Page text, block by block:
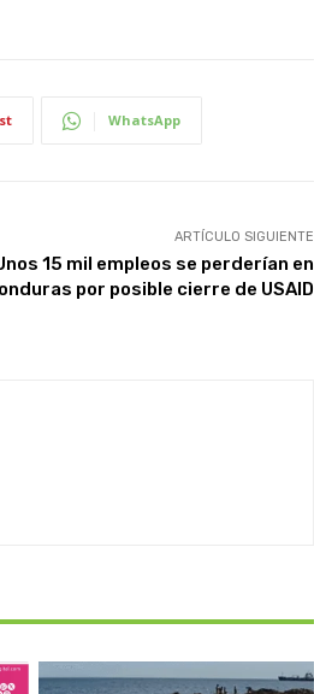
WhatsApp
ARTÍCULO SIGUIENTE
15 mil empleos se perderían en
por posible cierre de USAID